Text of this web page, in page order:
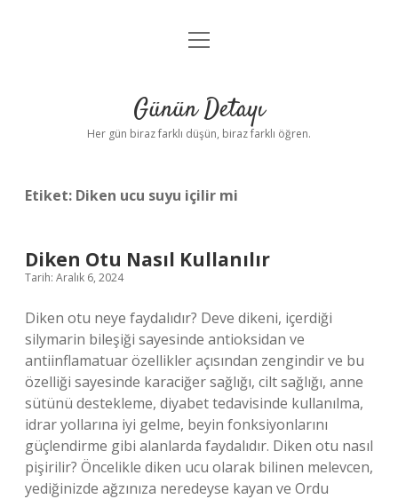
Anasayfa
Yasal Uyarı
menüyü
Günün Detayı
Her gün biraz farklı düşün, biraz farklı öğren.
Etiket: Diken ucu suyu içilir mi
Diken Otu Nasıl Kullanılır
Tarih: Aralık 6, 2024
Diken otu neye faydalıdır? Deve dikeni, içerdiği
silymarin bileşiği sayesinde antioksidan ve
antiinflamatuar özellikler açısından zengindir ve bu
özelliği sayesinde karaciğer sağlığı, cilt sağlığı, anne
sütünü destekleme, diyabet tedavisinde kullanılma,
idrar yollarına iyi gelme, beyin fonksiyonlarını
güçlendirme gibi alanlarda faydalıdır. Diken otu nasıl
pişirilir? Öncelikle diken ucu olarak bilinen melevcen,
yediğinizde ağzınıza neredeyse kayan ve Ordu